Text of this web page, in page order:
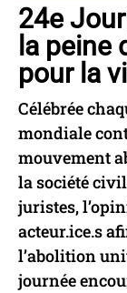
24e
la peine
pour la
Célébrée
mondiale
mouvement
la société
juristes,
acteur.ice.s
l’abolition
journée